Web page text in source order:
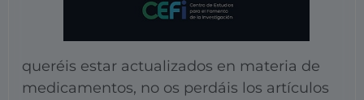
queréis estar actualizados en materia de
medicamentos, no os perdáis los artículos